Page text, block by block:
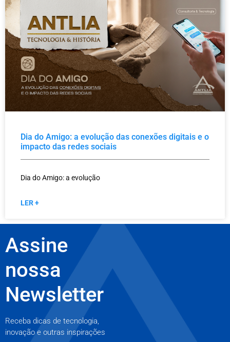
Dia do Amigo: a evolução das conexões digitais e o
impacto das redes sociais
Dia do Amigo: a evolução
LER +
Assine
nossa
Newsletter
Receba dicas de tecnologia,
inovação e outras inspirações